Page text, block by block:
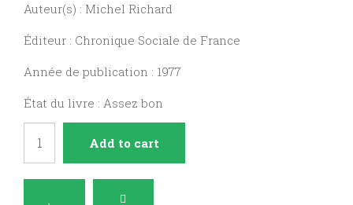
Auteur(s) : Michel Richard
Éditeur : Chronique Sociale de France
Année de publication : 1977
État du livre : Assez bon
contemporaine
Add to cart